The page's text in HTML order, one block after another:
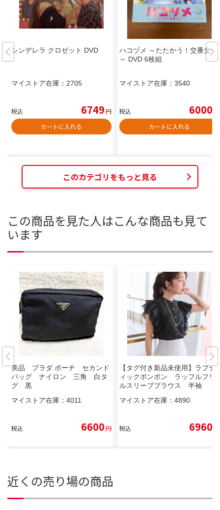
シンデレラ クロゼット DVD
マイストア在庫： 2705
税込 6749円
カートに入れる
ハコヅメ ～たたかう！交番女子
～ DVD 6枚組
マイストア在庫： 3540
税込 6000
カートに入れる
このカテゴリをもっと見る
この商品を見た人はこんな商品も見て
います
美品 プラダ ポーチ セカンド
バッグ ナイロン 三角 白タ
グ 黒
マイストア在庫： 4011
税込 6600円
【タグ付き新品未使用】ラブテ
ィックボンボン ラッフルフリ
ルスリーブブラウス 半袖
マイストア在庫： 4890
税込 6960
近くの売り場の商品